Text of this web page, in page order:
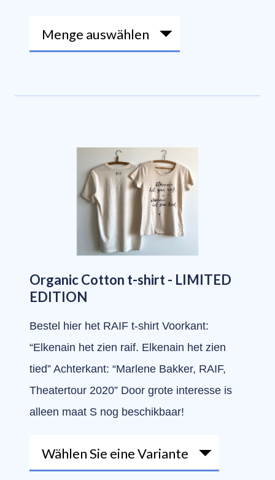
Organic Cotton t-shirt - LIMITED
EDITION
Bestel hier het RAIF t-shirt Voorkant:
“Elkenain het zien raif. Elkenain het zien
tied” Achterkant: “Marlene Bakker, RAIF,
Theatertour 2020” Door grote interesse is
alleen maat S nog beschikbaar!